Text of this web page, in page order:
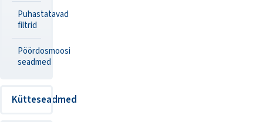
Puhastatavad
filtrid
Pöördosmoosi
seadmed
Kütteseadmed